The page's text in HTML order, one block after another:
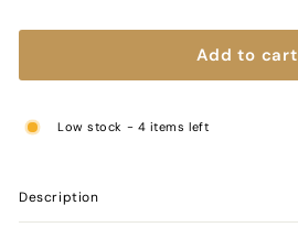
Add to cart
Low stock - 4 items left
Description